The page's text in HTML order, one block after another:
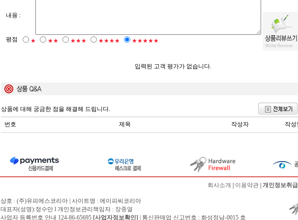
내용 :
평점 ★ ★★ ★★★ ★★★★ ★★★★★
입력된 고객 평가가 없습니다.
상품에 대해 궁금한 점을 해결해 드립니다.
번호 제목 작성자 작성
회사소개 이용약관 개인정보취
상호 : (주)유피에스코리아 | 사이트명 : 에이피씨코리아
대표자(성명):정수만 l 개인정보관리책임자 : 장종열
사업자 등록번호 안내 124-86-65695 [사업자정보확인] | 통신판매업 신고번호 : 화성정남-0015 호